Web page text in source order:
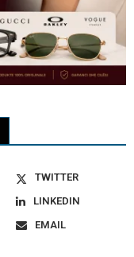
TWITTER
LINKEDIN
EMAIL